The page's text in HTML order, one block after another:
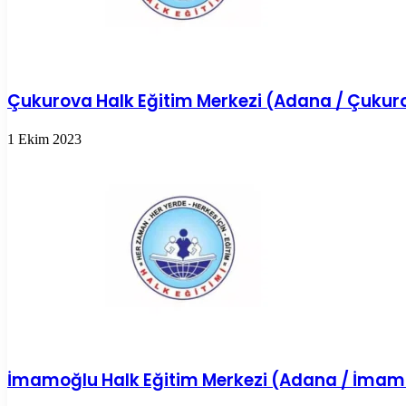
Çukurova Halk Eğitim Merkezi (Adana /
1 Ekim 2023
İmamoğlu Halk Eğitim Merkezi (Adana /